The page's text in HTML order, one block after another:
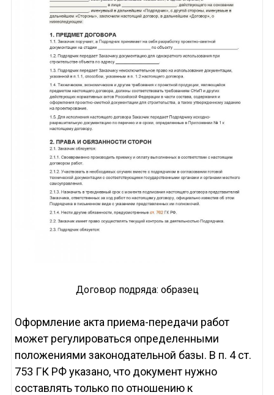
Договор подряда: образец
Оформление акта приема-передачи работ
может регулироваться определенными
положениями законодательной базы. В п. 4 ст.
753 ГК РФ указано, что документ нужно
составлять только по отношению к